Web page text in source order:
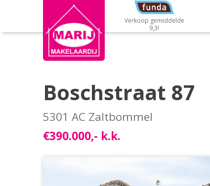
Verkoop gemiddelde
9,3!
Boschstraat 87
5301 AC Zaltbommel
€390.000,- k.k.